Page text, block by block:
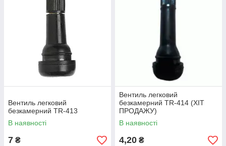
Вентиль легковий
безкамерний TR-413
В наявності
7 ₴
Вентиль легковий
безкамерний TR-414 (ХІТ
ПРОДАЖУ)
В наявності
4,20 ₴